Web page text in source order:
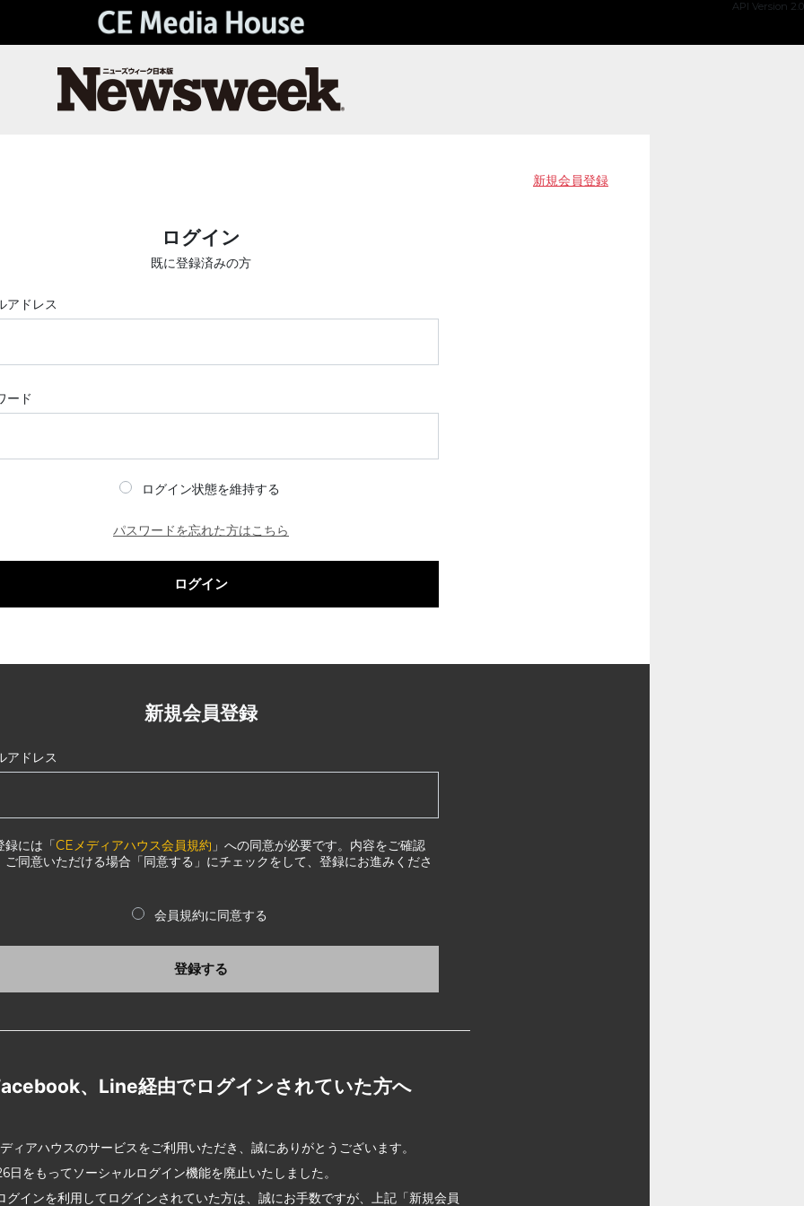
API Version 2.0
新規会員登録
ログイン
既に登録済みの方
アドレス
ード
ログイン状態を維持する
パスワードを忘れた方はこちら
ログイン
新規会員登録
アドレス
録には「CEメディアハウス会員規約 」への同意が必要です。内容をご確認
ご同意いただける場合「同意する」にチェックをして、登録にお進みくださ
会員規約に同意する
登録する
、Line経由でログインされていた方へ
ィアハウスのサービスをご利用いただき、誠にありがとうございます。
日をもってソーシャルログイン機能を廃止いたしました。
グインを利用してログインされていた方は、誠にお手数ですが、上記「新規会員